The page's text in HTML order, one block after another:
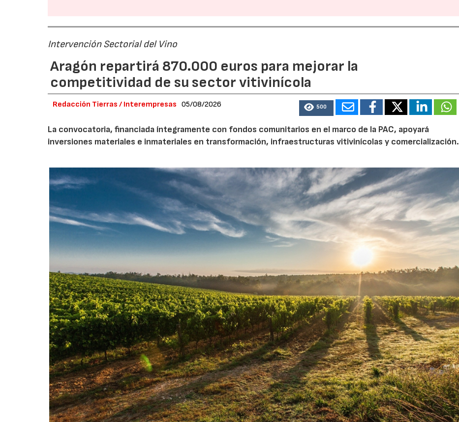
Intervención Sectorial del Vino
Aragón repartirá 870.000 euros para mejorar la
competitividad de su sector vitivinícola
Redacción Tierras / Interempresas 05/08/2026 500
La convocatoria, financiada íntegramente con fondos comunitarios en el marco de la PAC, apoyará
inversiones materiales e inmateriales en transformación, infraestructuras vitivinícolas y comercialización.